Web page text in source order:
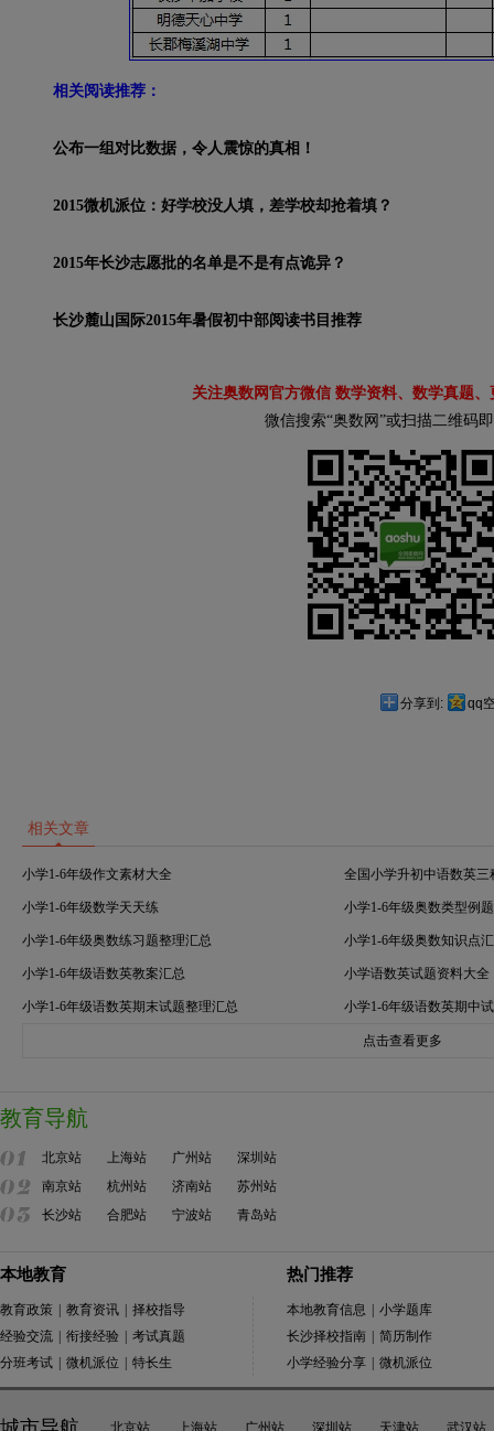
相关阅读推荐：
公布一组对比数据，令人震惊的真相！
2015微机派位：好学校没人填，差学校却抢着填？
2015年长沙志愿批的名单是不是有点诡异？
长沙麓山国际2015年暑假初中部阅读书目推荐
关注奥数网官方微信 数学资料、数学真题
微信搜索“奥数网”或扫描二维码
分享到: qq
相关文章
小学1-6年级作文素材大全 全国小学升初中语数英三
小学1-6年级数学天天练 小学1-6年级奥数类型例
小学1-6年级奥数练习题整理汇总 小学1-6年级奥数知识点
小学1-6年级语数英教案汇总 小学语数英试题资料大全
小学1-6年级语数英期末试题整理汇总 小学1-6年级语数英期中
点击查看更多
教育导航
北京站 上海站 广州站
深圳站
南京站
杭州站 济南站
苏州站
长沙站
合肥站 宁波站 青岛站
本地教育
教育政策 教育资讯
择校指导
经验交流
衔接经验
考试真题
分班考试
微机派位 特长生
热门推荐
本地教育信息
小学题库
长沙择校指南
简历制作
小学经验分享
微机派位
北京站 上海站 广州站 深圳站 天津站 武汉站